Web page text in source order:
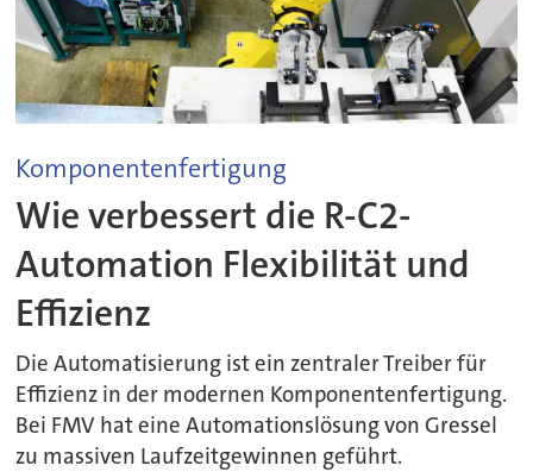
Komponentenfertigung
Wie verbessert die R-C2-
Automation Flexibilität und
Effizienz
Die Automatisierung ist ein zentraler Treiber für
Effizienz in der modernen Komponentenfertigung.
Bei FMV hat eine Automationslösung von Gressel
zu massiven Laufzeitgewinnen geführt.